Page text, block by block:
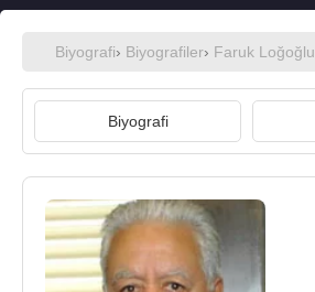
Biyografi› Biyografiler› Faruk Loğoğlu
Biyografi